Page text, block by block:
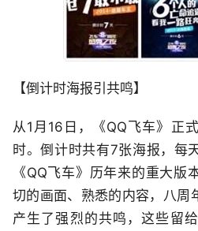
【倒计时海报引共鸣】
从1月16日，《QQ飞车》正
时。倒计时共有7张海报，每
《QQ飞车》历年来的重大版
切的画面、熟悉的内容，八周
产生了强烈的共鸣，这些留